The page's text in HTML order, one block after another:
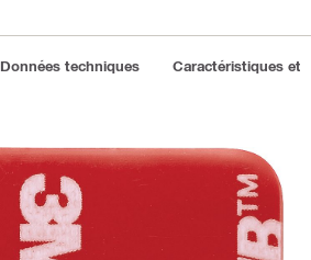
Données techniques Caractéristiques et